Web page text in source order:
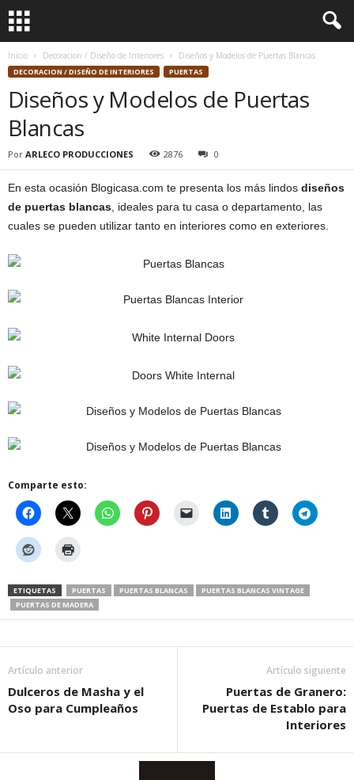
Inicio Decoracion / Diseño de Interiores Diseños y Modelos de Puertas Blancas
DECORACION / DISEÑO DE INTERIORES PUERTAS
Diseños y Modelos de Puertas
Blancas
Por ARLECO PRODUCCIONES 2876 0
En esta ocasión Blogicasa.com te presenta los más lindos diseños
de puertas blancas , ideales para tu casa o departamento, las
cuales se pueden utilizar tanto en interiores como en exteriores.
Comparte esto:
ETIQUETAS PUERTAS PUERTAS BLANCAS
PUERTAS BLANCAS VINTAGE
PUERTAS DE MADERA
Artículo anterior
Dulceros de Masha y el
Oso para Cumpleaños
Artículo siguiente
Puertas de Granero:
Puertas de Establo para
Interiores